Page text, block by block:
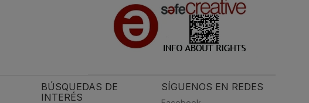
BÚSQUEDAS DE
INTERÉS
SÍGUENOS EN REDES